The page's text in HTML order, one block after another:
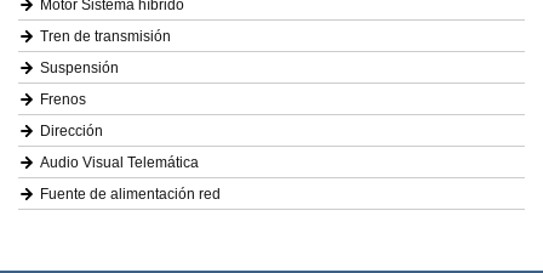
Motor Sistema híbrido
Tren de transmisión
Suspensión
Frenos
Dirección
Audio Visual Telemática
Fuente de alimentación red